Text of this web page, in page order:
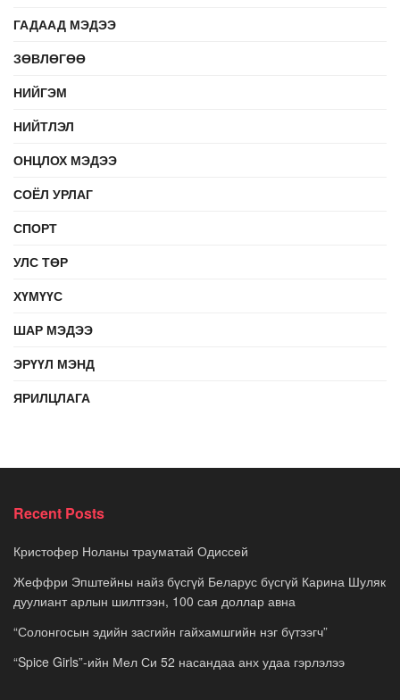
ГАДААД МЭДЭЭ
ЗӨВЛӨГӨӨ
НИЙГЭМ
НИЙТЛЭЛ
ОНЦЛОХ МЭДЭЭ
СОЁЛ УРЛАГ
СПОРТ
УЛС ТӨР
ХҮМҮҮС
ШАР МЭДЭЭ
ЭРҮҮЛ МЭНД
ЯРИЛЦЛАГА
Recent Posts
Кристофер Ноланы трауматай Одиссей
Жеффри Эпштейны найз бүсгүй Беларус бүсгүй Карина Шуляк
дуулиант арлын шилтгээн, 100 сая доллар авна
“Солонгосын эдийн засгийн гайхамшгийн нэг бүтээгч”
“Spice Girls”-ийн Мел Си 52 насандаа анх удаа гэрлэлээ